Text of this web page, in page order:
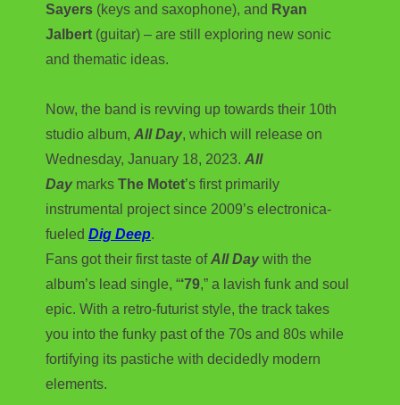
Sayers (keys and saxophone), and Ryan
Jalbert (guitar) – are still exploring new sonic
and thematic ideas.
Now, the band is revving up towards their 10th
studio album, All Day, which will release on
Wednesday, January 18, 2023. All
Day marks The Motet’s first primarily
instrumental project since 2009’s electronica-
fueled Dig Deep.
Fans got their first taste ofAll Daywith the
album’s lead single, “‘79,” a lavish funk and soul
epic. With a retro-futurist style, the track takes
you into the funky past of the 70s and 80s while
fortifying its pastiche with decidedly modern
elements.